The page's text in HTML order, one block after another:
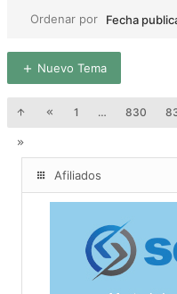
Ordenar por
Fecha
Nuevo Tema
1 … 830
Afiliados